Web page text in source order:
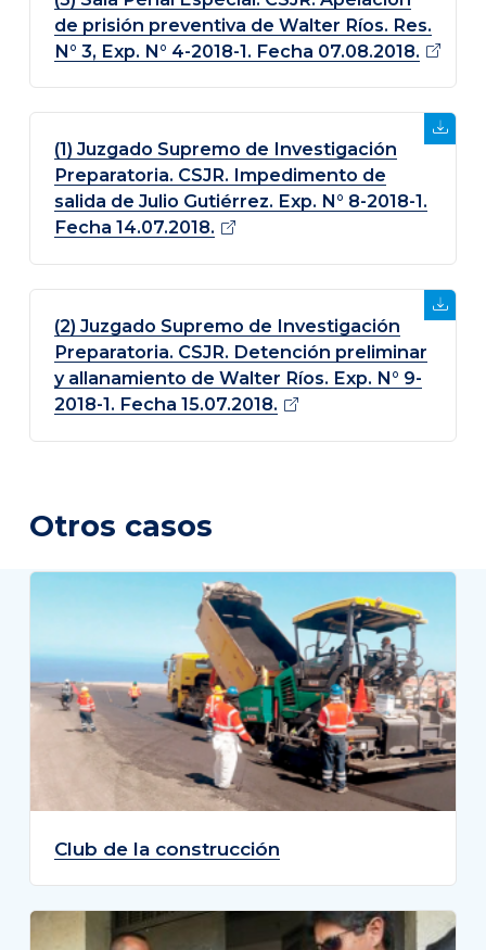
de prisión preventiva de Walter Ríos. Res.
N° 3, Exp. N° 4-2018-1. Fecha 07.08.2018.
(1) Juzgado Supremo de Investigación
Preparatoria. CSJR. Impedimento de
salida de Julio Gutiérrez. Exp. N° 8-2018-1.
Fecha 14.07.2018.
(2) Juzgado Supremo de Investigación
Preparatoria. CSJR. Detención preliminar
y allanamiento de Walter Ríos. Exp. N° 9-
2018-1. Fecha 15.07.2018.
Otros casos
Club de la construcción